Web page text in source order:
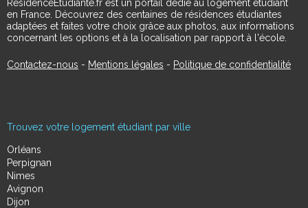
RésidenceÉtudiante.fr est un portail dédié au logement étudiant
en France. Découvrez des centaines de résidences étudiantes
adaptées et faites votre choix grâce aux photos, aux informations
concernant les options et à la localisation par rapport à l'école.
Contactez-nous - Mentions légales - Politique de confidentialité
Trouvez votre logement étudiant par ville
Orléans
Perpignan
Nimes
Avignon
Dijon